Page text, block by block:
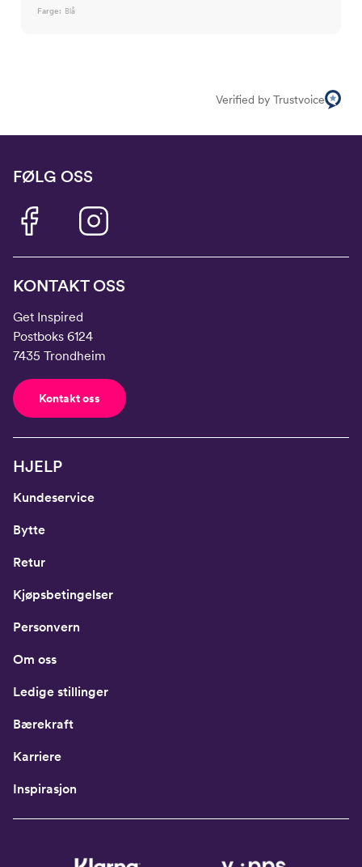
Farge: Blå
Verified by Trustvoice
FØLG OSS
KONTAKT OSS
Get Inspired
Postboks 6124
7435 Trondheim
Kontakt oss
HJELP
Kundeservice
Bytte
Retur
Kjøpsbetingelser
Personvern
Om oss
Ledige stillinger
Bærekraft
Karriere
Inspirasjon